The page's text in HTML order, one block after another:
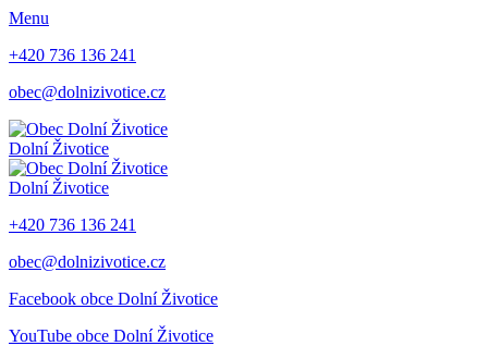
Menu
+420 736 136 241
obec@dolnizivotice.cz
Dolní Životice
Dolní Životice
+420 736 136 241
obec@dolnizivotice.cz
Facebook obce Dolní Životice
YouTube obce Dolní Životice